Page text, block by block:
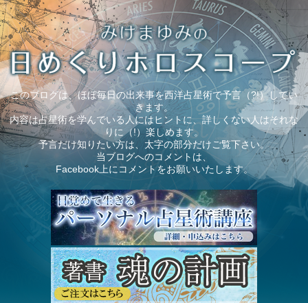
このブログは、ほぼ毎日の出来事を西洋占星術で予言（?!）してい
きます。
内容は占星術を学んでいる人にはヒントに、詳しくない人はそれな
りに（!）楽しめます。
予言だけ知りたい方は、太字の部分だけご覧下さい。
当ブログへのコメントは、
Facebook上にコメントをお願いいたします。